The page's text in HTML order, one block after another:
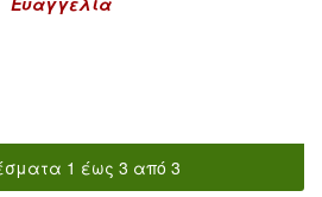
1 έως 3 από 3